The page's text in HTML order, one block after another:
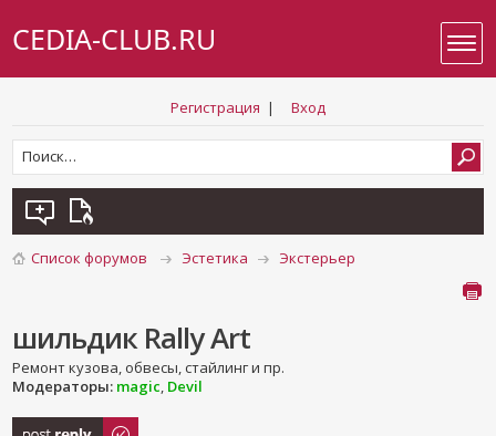
CEDIA-CLUB.RU
Регистрация | Вход
Список форумов Эстетика Экстерьер
шильдик Rally Art
Ремонт кузова, обвесы, стайлинг и пр.
Модераторы: magic, Devil
Ответить